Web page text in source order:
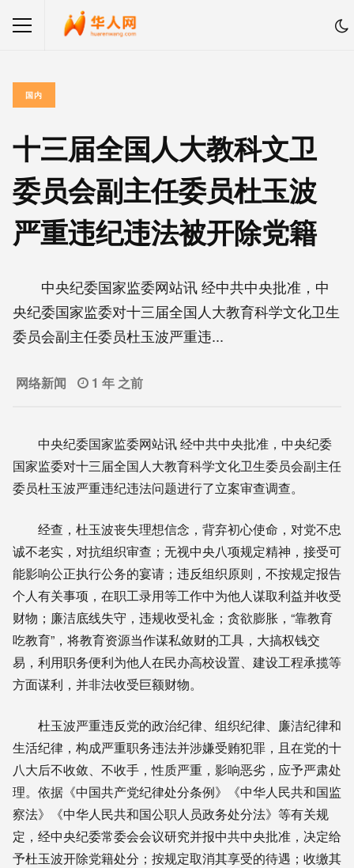
国内
十三届全国人大教科文卫
委员会副主任委员杜玉波
严重违纪违法被开除党籍
中央纪委国家监委网站讯 经中共中央批准，中
央纪委国家监委对十三届全国人大教育科学文化卫生
委员会副主任委员杜玉波严重违...
网络新闻 1 年 之前
中央纪委国家监委网站讯 经中共中央批准，中央纪委
国家监委对十三届全国人大教育科学文化卫生委员会副主任
委员杜玉波严重违纪违法问题进行了立案审查调查。
经查，杜玉波丧失理想信念，背弃初心使命，对党不忠
诚不老实，对抗组织审查；无视中央八项规定精神，接受可
能影响公正执行公务的宴请；违反组织原则，不按规定报告
个人有关事项，在职工录用等工作中为他人谋取利益并收受
财物；廉洁底线失守，违规收受礼金；贪欲膨胀，“靠教育
吃教育”，将教育资源当作谋私敛财的工具，大搞权钱交
易，利用职务便利为他人在民办高校设置、建设工程承揽等
方面谋利，并非法收受巨额财物。
杜玉波严重违反党的政治纪律、组织纪律、廉洁纪律和
生活纪律，构成严重职务违法并涉嫌受贿犯罪，且在党的十
八大后不收敛、不收手，性质严重，影响恶劣，应予严肃处
理。依据《中国共产党纪律处分条例》《中华人民共和国监
察法》《中华人民共和国公职人员政务处分法》等有关规
定，经中央纪委常委会会议研究并报中共中央批准，决定给
予杜玉波开除党籍处分；按规定取消其享受的待遇；收缴其